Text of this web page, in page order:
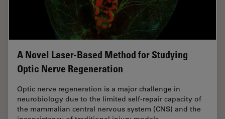
A Novel Laser-Based Method for Studying
Optic Nerve Regeneration
Optic nerve regeneration is a major challenge in
neurobiology due to the limited self-repair capacity of
the mammalian central nervous system (CNS) and the